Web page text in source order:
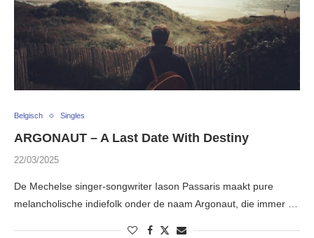
Belgisch Singles
ARGONAUT – A Last Date With Destiny
22/03/2025
De Mechelse singer-songwriter Iason Passaris maakt pure
melancholische indiefolk onder de naam Argonaut, die immer …